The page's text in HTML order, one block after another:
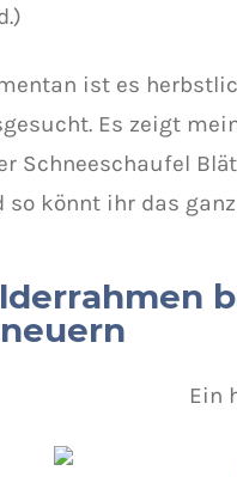
ist es
Es zeigt
Schneeschaufel
so könnt ihr das
Ein